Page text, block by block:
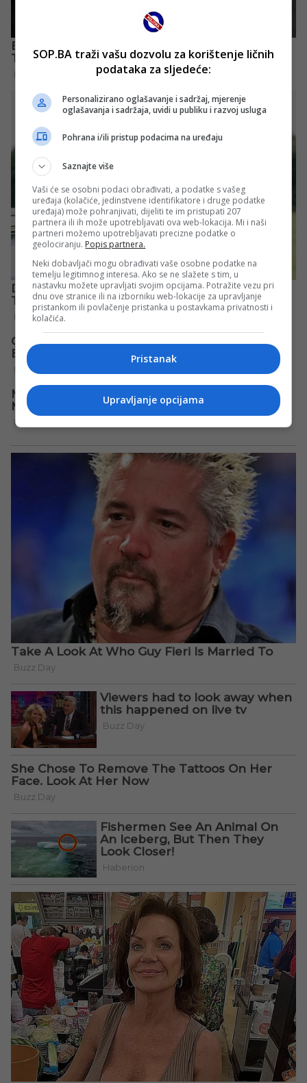
SOP.BA traži vašu dozvolu za korištenje ličnih
podataka za sljedeće:
Personalizirano oglašavanje i sadržaj, mjerenje
oglašavanja i sadržaja, uvidi u publiku i razvoj usluga
Pohrana i/ili pristup podacima na uređaju
Saznajte više
Vaši će se osobni podaci obrađivati, a podatke s vašeg
uređaja (kolačiće, jedinstvene identifikatore i druge podatke
uređaja) može pohranjivati, dijeliti te im pristupati 207
partnera ili ih može upotrebljavati ova web-lokacija. Mi i naši
partneri možemo upotrebljavati precizne podatke o
geolociranju. Popis partnera.
Neki dobavljači mogu obrađivati vaše osobne podatke na
temelju legitimnog interesa. Ako se ne slažete s tim, u
nastavku možete upravljati svojim opcijama. Potražite vezu pri
dnu ove stranice ili na izborniku web-lokacije za upravljanje
pristankom ili povlačenje pristanka u postavkama privatnosti i
kolačića.
Pristanak
Upravljanje opcijama